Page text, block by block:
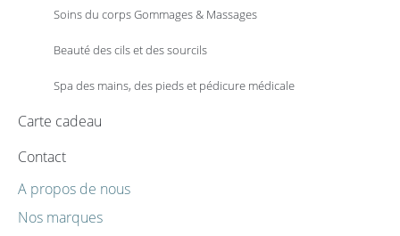
Soins du corps Gommages & Massages
Beauté des cils et des sourcils
Spa des mains, des pieds et pédicure médicale
Carte cadeau
Contact
A propos de nous
Nos marques